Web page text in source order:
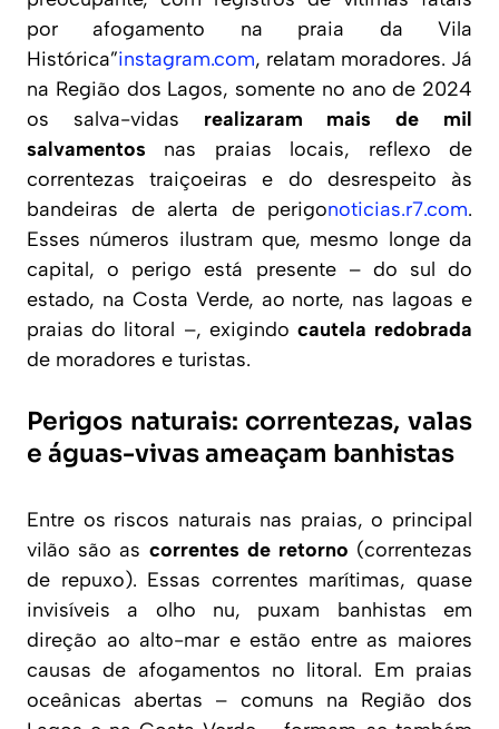
por afogamento na praia da Vila
Histórica”instagram.com, relatam moradores. Já
na Região dos Lagos, somente no ano de 2024
os salva-vidas realizaram mais de mil
salvamentos nas praias locais, reflexo de
correntezas traiçoeiras e do desrespeito às
bandeiras de alerta de perigonoticias.r7.com.
Esses números ilustram que, mesmo longe da
capital, o perigo está presente – do sul do
estado, na Costa Verde, ao norte, nas lagoas e
praias do litoral –, exigindo cautela redobrada
de moradores e turistas.
Perigos naturais: correntezas, valas
e águas-vivas ameaçam banhistas
Entre os riscos naturais nas praias, o principal
vilão são as correntes de retorno (correntezas
de repuxo). Essas correntes marítimas, quase
invisíveis a olho nu, puxam banhistas em
direção ao alto-mar e estão entre as maiores
causas de afogamentos no litoral. Em praias
oceânicas abertas – comuns na Região dos